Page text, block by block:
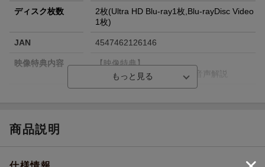
ディスク枚数
2枚(Ultra HD Blu-ray1枚,Blu-rayDisc Video
1枚)
JAN 4547462126146
映像特典内容
【映像特典】
監督と製作スタッフによる音声解説
収録時間
商品説明